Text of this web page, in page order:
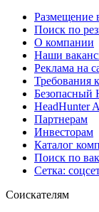
Размещение
Поиск по
О компании
Наши
Реклама на
Требования
Безопасный
HeadHunter
Партнерам
Инвесторам
Каталог
Поиск по
Сетка:
Соискателям